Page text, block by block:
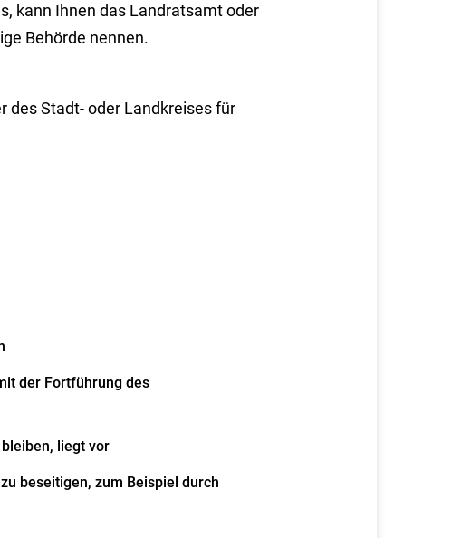
kann Ihnen das Landratsamt oder
Behörde nennen.
des Stadt- oder Landkreises für
der Fortführung des
liegt vor
beseitigen, zum Beispiel durch